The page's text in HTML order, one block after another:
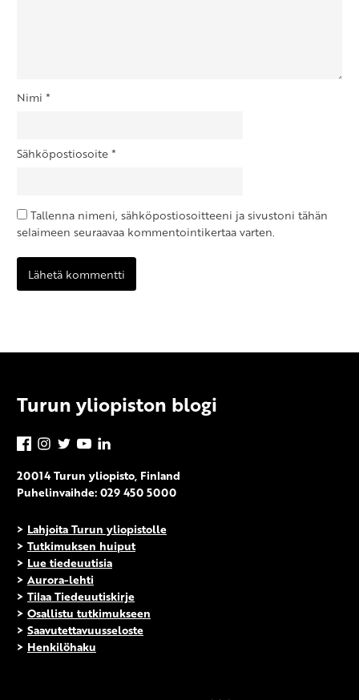
Nimi *
Sähköpostiosoite*
Tallenna nimeni, sähköpostiosoitteeni ja sivustoni tähän
selaimeen seuraavaa kommentointikertaa varten.
Turun yliopiston blogi
Facebook
Instagram
TwitterYouTube
20014 Turun yliopisto, Finland
Puhelinvaihde: 029 450 5000
> Lahjoita Turun yliopistolle
> Tutkimuksen huiput
> Lue tiedeuutisia
> Aurora-lehti
> Tilaa Tiedeuutiskirje
> Osallistu tutkimukseen
> Saavutettavuusseloste
> Henkilöhaku